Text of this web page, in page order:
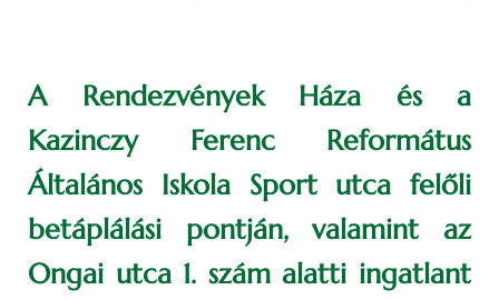
A Rendezvények Háza és a
Kazinczy Ferenc Református
Általános Iskola Sport utca felőli
betáplálási pontján, valamint az
Ongai utca 1. szám alatti ingatlant